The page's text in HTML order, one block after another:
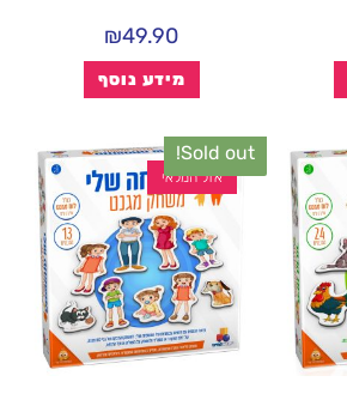
₪49.90
מידע נוסף
Sold out!
אזל המלאי